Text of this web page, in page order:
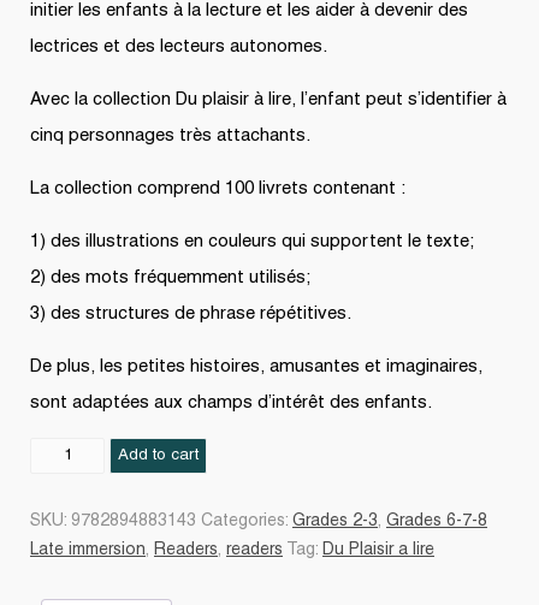
was:
$14.99.
is:
$13.50.
initier les enfants à la lecture et les aider à devenir des
lectrices et des lecteurs autonomes.
Avec la collection Du plaisir à lire, l’enfant peut s’identifier à
cinq personnages très attachants.
La collection comprend 100 livrets contenant :
1) des illustrations en couleurs qui supportent le texte;
2) des mots fréquemment utilisés;
3) des structures de phrase répétitives.
De plus, les petites histoires, amusantes et imaginaires,
sont adaptées aux champs d’intérêt des enfants.
Add to cart
SKU: 9782894883143 Categories: Grades 2-3, Grades 6-7-8
Late immersion, Readers, readers Tag: Du Plaisir a lire